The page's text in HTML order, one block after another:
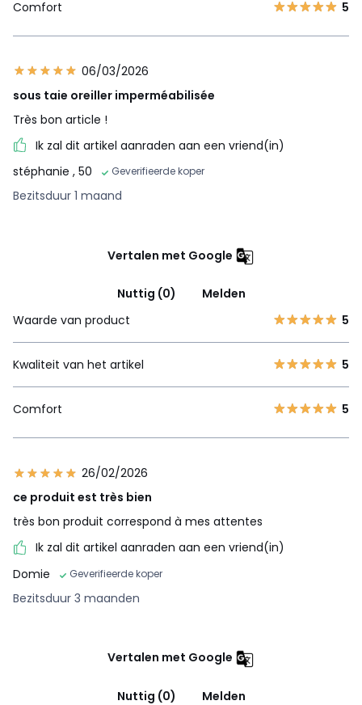
Comfort 5
06/03/2026
sous taie oreiller imperméabilisée
Très bon article !
Ik zal dit artikel aanraden aan een vriend(in)
stéphanie , 50 Geverifieerde koper
Bezitsduur 1 maand
Vertalen met Google
Nuttig (0)
Melden
Waarde van product
5
Kwaliteit van het artikel 5
Comfort 5
26/02/2026
ce produit est très bien
très bon produit correspond à mes attentes
Ik zal dit artikel aanraden aan een vriend(in)
Domie
Geverifieerde koper
Bezitsduur 3 maanden
Vertalen met Google
Nuttig (0)
Melden